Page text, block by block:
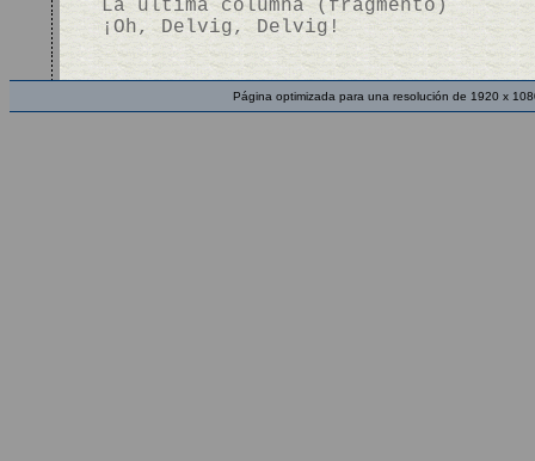
La última columna (fragmento)
¡Oh, Delvig, Delvig!
Página optimizada para una resolución de 1920 x